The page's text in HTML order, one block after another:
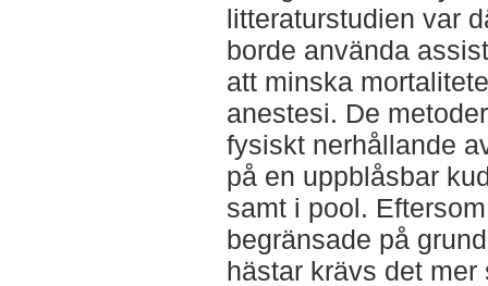
litteraturstudien var
borde använda
att minska
anestesi. De
fysiskt nerhållande
på en uppblåsbar
samt i pool.
begränsade på
hästar krävs det